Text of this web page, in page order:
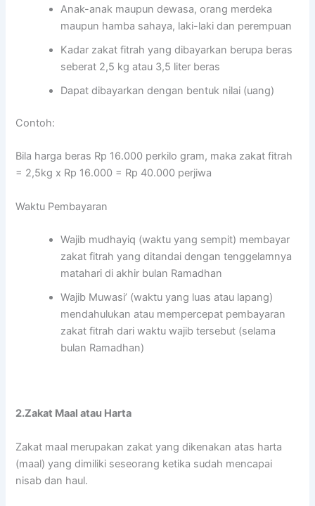
Anak-anak maupun dewasa, orang merdeka
maupun hamba sahaya, laki-laki dan perempuan
Kadar zakat fitrah yang dibayarkan berupa beras
seberat 2,5 kg atau 3,5 liter beras
Dapat dibayarkan dengan bentuk nilai (uang)
Contoh:
Bila harga beras Rp 16.000 perkilo gram, maka zakat fitrah
= 2,5kg x Rp 16.000 = Rp 40.000 perjiwa
Waktu Pembayaran
Wajib mudhayiq (waktu yang sempit) membayar
zakat fitrah yang ditandai dengan tenggelamnya
matahari di akhir bulan Ramadhan
Wajib Muwasi’ (waktu yang luas atau lapang)
mendahulukan atau mempercepat pembayaran
zakat fitrah dari waktu wajib tersebut (selama
bulan Ramadhan)
2.Zakat Maal atau Harta
Zakat maal merupakan zakat yang dikenakan atas harta
(maal) yang dimiliki seseorang ketika sudah mencapai
nisab dan haul.